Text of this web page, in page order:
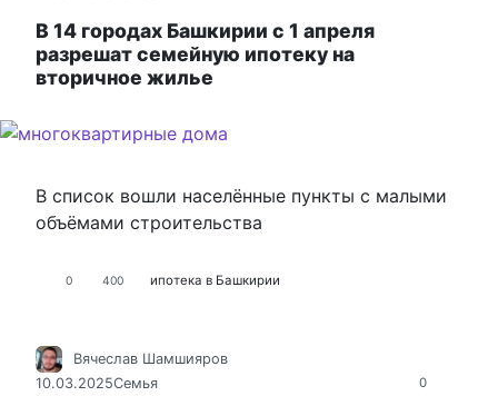
В 14 городах Башкирии с 1 апреля
разрешат семейную ипотеку на
вторичное жилье
В список вошли населённые пункты с малыми
объёмами строительства
0 400 ипотека в Башкирии
0
Вячеслав Шамшияров
10.03.2025Семья